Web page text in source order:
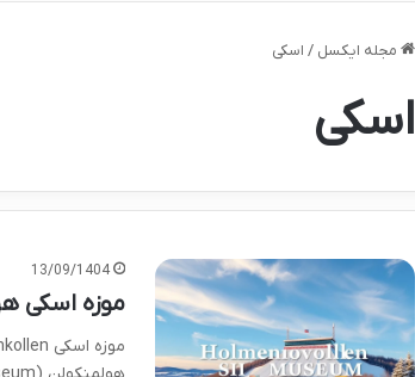
مجله ایکسل / اسکی
اسکی
13/09/1404
موزه اسکی